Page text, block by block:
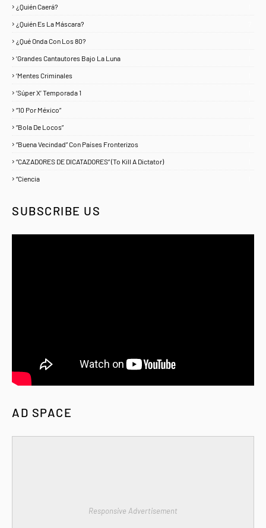
¿Quién Caerá?
¿Quién Es La Máscara?
¿Qué Onda Con Los 80?
‘Grandes Cantautores Bajo La Luna
‘Mentes Criminales
‘Súper X’ Temporada 1
“10 Por México”
“Bola De Locos”
“Buena Vecindad” Con Países Fronterizos
“CAZADORES DE DICATADORES” (To Kill A Dictator)
“Ciencia
SUBSCRIBE US
AD SPACE
Responsive Advertisement